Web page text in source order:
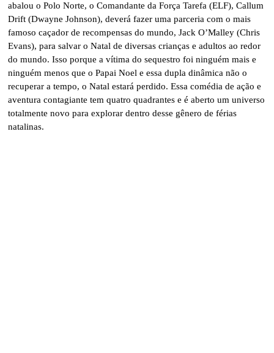
abalou o Polo Norte, o Comandante da Força Tarefa (ELF), Callum
Drift (Dwayne Johnson), deverá fazer uma parceria com o mais
famoso caçador de recompensas do mundo, Jack O’Malley (Chris
Evans), para salvar o Natal de diversas crianças e adultos ao redor
do mundo. Isso porque a vítima do sequestro foi ninguém mais e
ninguém menos que o Papai Noel e essa dupla dinâmica não o
recuperar a tempo, o Natal estará perdido. Essa comédia de ação e
aventura contagiante tem quatro quadrantes e é aberto um universo
totalmente novo para explorar dentro desse gênero de férias
natalinas.